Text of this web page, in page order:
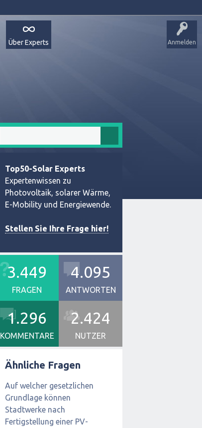
Anmelden
Über Experts
Top50-Solar Experts
Expertenwissen zu
Photovoltaik, solarer Wärme,
E-Mobility und Energiewende.
Stellen Sie Ihre Frage hier!
3.449
FRAGEN
4.095
ANTWORTEN
1.296
KOMMENTARE
2.424
NUTZER
Ähnliche Fragen
Auf welcher gesetzlichen
Grundlage können
Stadtwerke nach
Fertigstellung einer PV-